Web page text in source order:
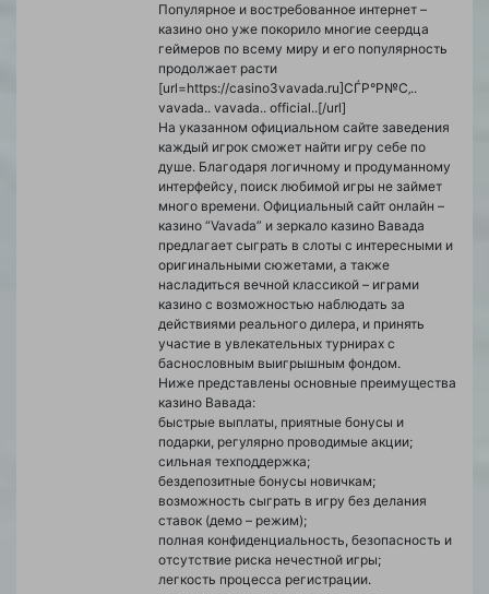
Популярное и востребованное интернет –
казино оно уже покорило многие сеердца
геймеров по всему миру и его популярность
продолжает расти
[url=https://casino3vavada.ru]СЃР°Р№С‚..
vavada.. vavada.. official..[/url]
На указанном официальном сайте заведения
каждый игрок сможет найти игру себе по
душе. Благодаря логичному и продуманному
интерфейсу, поиск любимой игры не займет
много времени. Официальный сайт онлайн –
казино “Vavada” и зеркало казино Вавада
предлагает сыграть в слоты с интересными и
оригинальными сюжетами, а также
насладиться вечной классикой – играми
казино с возможностью наблюдать за
действиями реального дилера, и принять
участие в увлекательных турнирах с
баснословным выигрышным фондом.
Ниже представлены основные преимущества
казино Вавада:
быстрые выплаты, приятные бонусы и
подарки, регулярно проводимые акции;
сильная техподдержка;
бездепозитные бонусы новичкам;
возможность сыграть в игру без делания
ставок (демо – режим);
полная конфиденциальность, безопасность и
отсутствие риска нечестной игры;
легкость процесса регистрации.